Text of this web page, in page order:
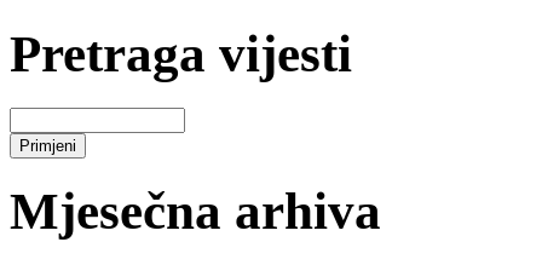
Pretraga vijesti
Mjesečna arhiva